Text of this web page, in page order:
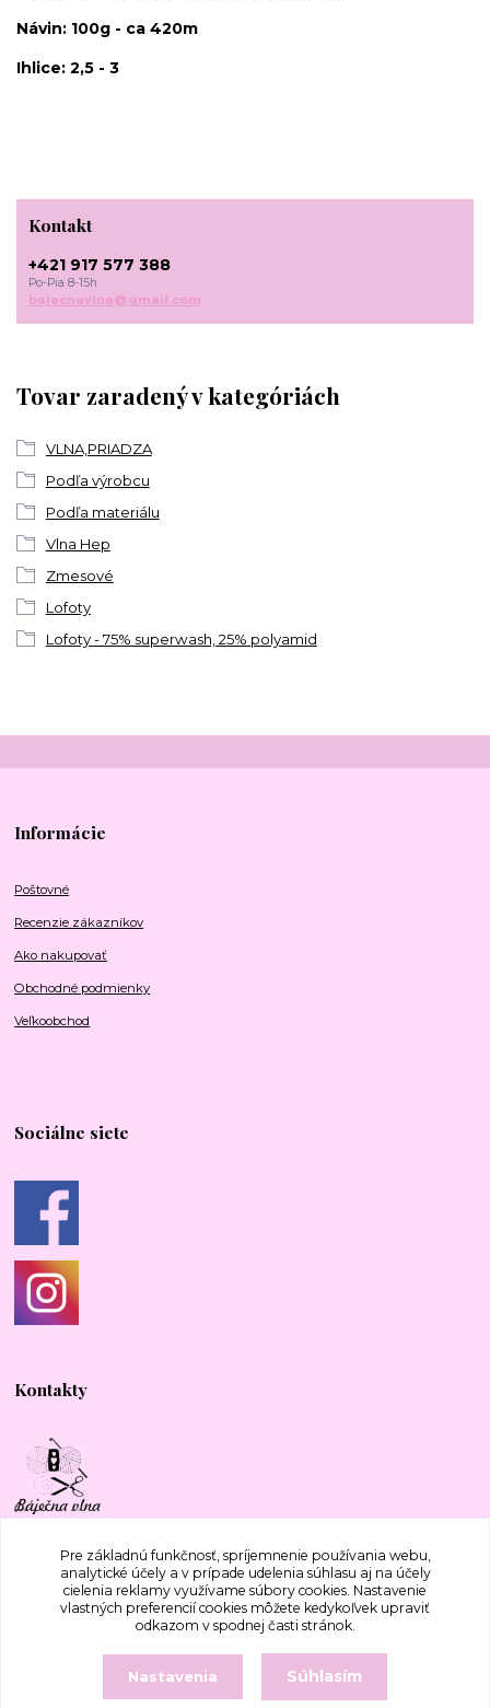
Návin: 100g - ca 420m
Ihlice: 2,5 - 3
Tovar zaradený v kategóriách
VLNA,PRIADZA
Podľa výrobcu
Podľa materiálu
Vlna Hep
Zmesové
Lofoty
Lofoty - 75% superwash, 25% polyamid
Kontakt
+421 917 577 388
Po-Pia 8-15h
bajecnavlna@gmail.com
Informácie
Poštovné
Recenzie zákazníkov
Ako nakupovať
Obchodné podmienky
Veľkoobchod
Sociálne siete
Kontakty
+421 917 577 388
bajecnavlna@gmail.com
Pre základnú funkčnosť, spríjemnenie používania webu,
analytické účely a v prípade udelenia súhlasu aj na účely
cielenia reklamy využívame súbory cookies. Nastavenie
vlastných preferencií cookies môžete kedykoľvek upraviť
odkazom v spodnej časti stránok.
Nastavenia Súhlasím